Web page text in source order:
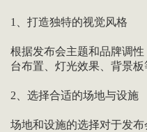
1、打造独特的视觉风格
根据发布会主题和品牌调
台布置、灯光效果、背景板
2、选择合适的场地与设施
场地和设施的选择对于发